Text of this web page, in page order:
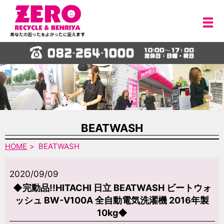
メ
BEATWASH
HOME BEATWASH
2020/09/09
◆完動品!!HITACHI 日立 BEATWASH ビートウォ
ッシュ BW-V100A 全自動電気洗濯機 2016年製
10kg◆